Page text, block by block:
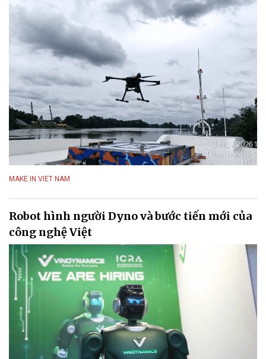
MAKE IN VIET NAM
Robot hình người Dyno và bước tiến mới của
công nghệ Việt